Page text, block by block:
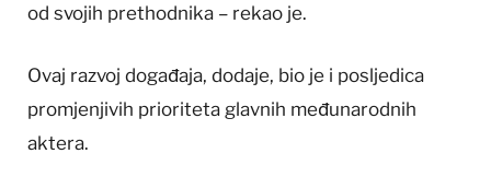
od svojih prethodnika – rekao je.
Ovaj razvoj događaja, dodaje, bio je i posljedica
promjenjivih prioriteta glavnih međunarodnih
aktera.